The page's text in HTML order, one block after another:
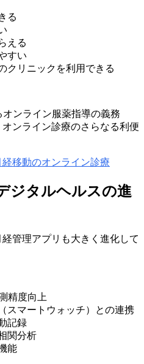
る
える
すい
クリニックを利用できる
ンライン服薬指導の義務
ンライン診療のさらなる利便
移動のオンライン診療
ジタルヘルスの進
管理アプリも大きく進化して
精度向上
スマートウォッチ）との連携
記録
関分析
能